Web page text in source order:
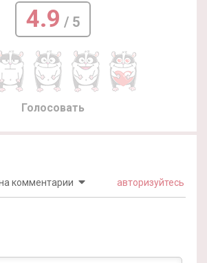
4.9 / 5
Голосовать
комментарии авторизуйтесь